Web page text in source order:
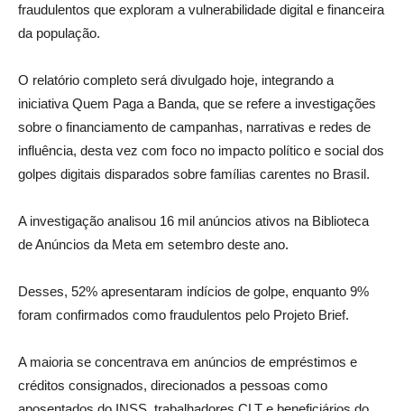
fraudulentos que exploram a vulnerabilidade digital e financeira
da população.
O relatório completo será divulgado hoje, integrando a
iniciativa Quem Paga a Banda, que se refere a investigações
sobre o financiamento de campanhas, narrativas e redes de
influência, desta vez com foco no impacto político e social dos
golpes digitais disparados sobre famílias carentes no Brasil.
A investigação analisou 16 mil anúncios ativos na Biblioteca
de Anúncios da Meta em setembro deste ano.
Desses, 52% apresentaram indícios de golpe, enquanto 9%
foram confirmados como fraudulentos pelo Projeto Brief.
A maioria se concentrava em anúncios de empréstimos e
créditos consignados, direcionados a pessoas como